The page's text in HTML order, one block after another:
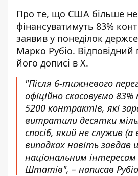
Про те, що США більше не
фінансуватимуть 83%
заявив у понеділок
Марко Рубіо. Відповідний
його дописі в Х.
"Після 6-тижневого
офіційно скасовуємо 83%
5200 контрактів, які
витратили десятки
спосіб, який не служив (а
випадках навіть завдав
національним
Штатів", – написав